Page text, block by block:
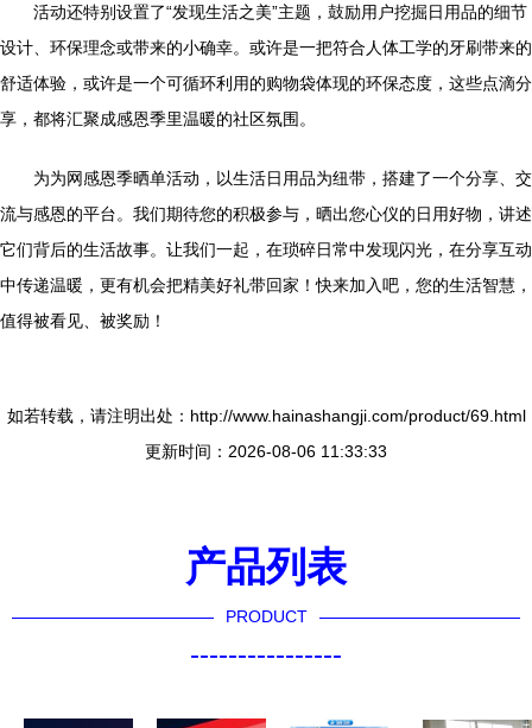
活动还特别设置了“发现生活之美”主题，鼓励用户挖掘日用品的细节
设计、环保理念或带来的小确幸。或许是一把符合人体工学的牙刷带来的
舒适体验，或许是一个可循环利用的购物袋体现的环保态度，这些点滴分
享，都将汇聚成感恩季里温暖的社区氛围。
为为网感恩季晒单活动，以生活日用品为纽带，搭建了一个分享、交
流与感恩的平台。我们期待您的积极参与，晒出您心仪的日用好物，讲述
它们背后的生活故事。让我们一起，在琐碎日常中发现闪光，在分享互动
中传递温暖，更有机会把精美好礼带回家！快来加入吧，您的生活智慧，
值得被看见、被奖励！
如若转载，请注明出处：http://www.hainashangji.com/product/69.html
更新时间：2026-08-06 11:33:33
产品列表
PRODUCT
----------------